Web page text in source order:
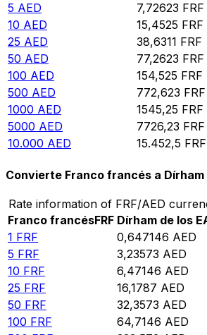
5 AED 7,72623 FRF
10 AED 15,4525 FRF
25 AED 38,6311 FRF
50 AED 77,2623 FRF
100 AED 154,525 FRF
500 AED 772,623 FRF
1000 AED 1545,25 FRF
5000 AED 7726,23 FRF
10.000 AED 15.452,5 FRF
Convierte Franco francés a Dírham
Rate information of FRF/AED
Franco francésFRF Dírham de los
1 FRF 0,647146 AED
5 FRF 3,23573 AED
10 FRF 6,47146 AED
25 FRF 16,1787 AED
50 FRF 32,3573 AED
100 FRF 64,7146 AED